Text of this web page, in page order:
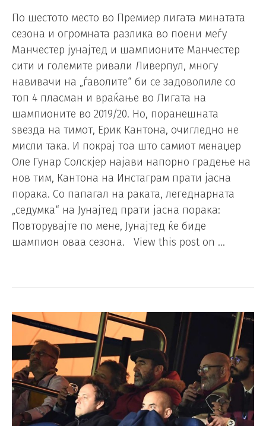
По шестото место во Премиер лигата минатата
сезона и огромната разлика во поени меѓу
Манчестер јунајтед и шампионите Манчестер
сити и големите ривали Ливерпул, многу
навивачи на „ѓаволите“ би се задоволиле со
топ 4 пласман и враќање во Лигата на
шампионите во 2019/20. Но, поранешната
ѕвезда на тимот, Ерик Кантона, очигледно не
мисли така. И покрај тоа што самиот менаџер
Оле Гунар Солскјер најави напорно градење на
нов тим, Кантона на Инстаграм прати јасна
порака. Со папагал на раката, легеднарната
„седумка“ на Јунајтед прати јасна порака:
Повторувајте по мене, Јунајтед ќе биде
шампион оваа сезона. View this post on …